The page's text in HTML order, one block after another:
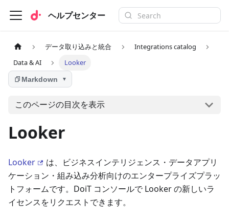
ヘルプセンター
データ取り込みと統合
Integrations catalog
Data & AI
Looker
Markdown ▼
このページの目次を表示
Looker
Looker
は、ビジネスインテリジェンス・データアプリ
ケーション・組み込み分析向けのエンタープライズプラッ
トフォームです。DoiT コンソールで Looker の新しいラ
イセンスをリクエストできます。